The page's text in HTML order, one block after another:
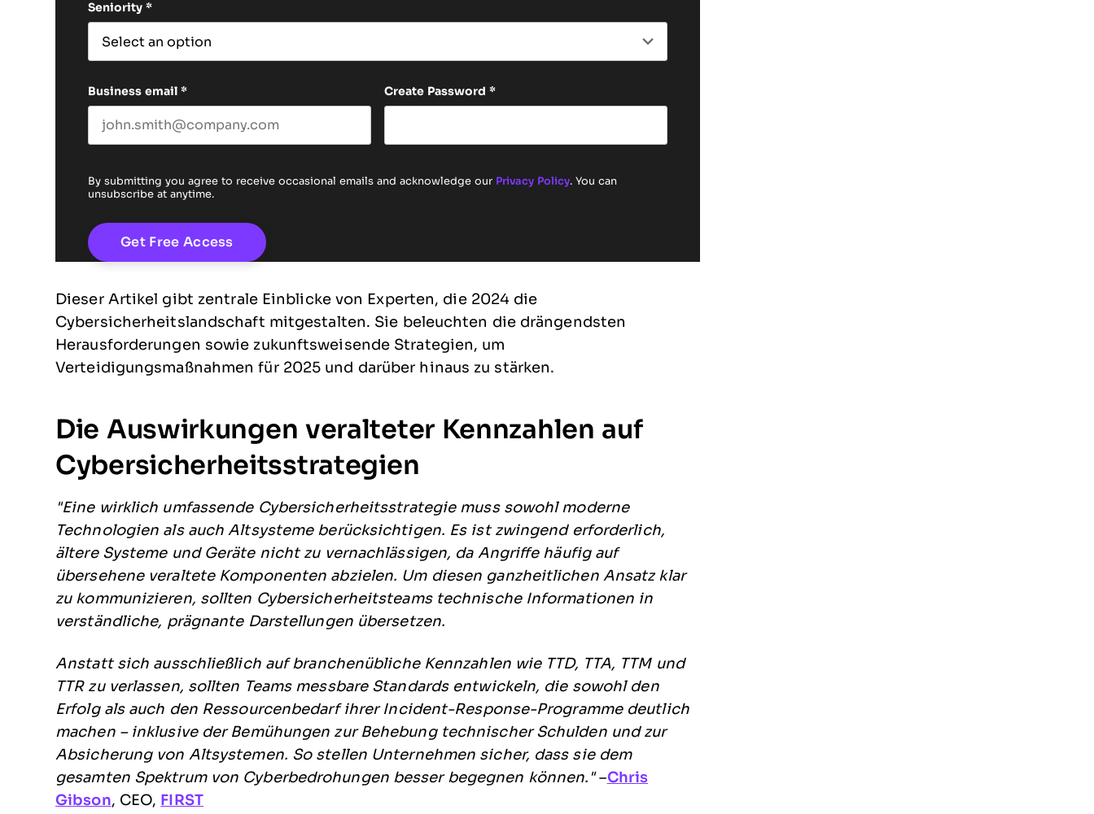
Seniority *
Business email * Create Password *
By submitting you agree to receive occasional emails and acknowledge our Privacy Policy. You can
unsubscribe at anytime.
Dieser Artikel gibt zentrale Einblicke von Experten, die 2024 die
Cybersicherheitslandschaft mitgestalten. Sie beleuchten die drängendsten
Herausforderungen sowie zukunftsweisende Strategien, um
Verteidigungsmaßnahmen für 2025 und darüber hinaus zu stärken.
Die Auswirkungen veralteter Kennzahlen auf
Cybersicherheitsstrategien
"Eine wirklich umfassende Cybersicherheitsstrategie muss sowohl moderne
Technologien als auch Altsysteme berücksichtigen. Es ist zwingend erforderlich,
ältere Systeme und Geräte nicht zu vernachlässigen, da Angriffe häufig auf
übersehene veraltete Komponenten abzielen. Um diesen ganzheitlichen Ansatz klar
zu kommunizieren, sollten Cybersicherheitsteams technische Informationen in
verständliche, prägnante Darstellungen übersetzen.
Anstatt sich ausschließlich auf branchenübliche Kennzahlen wie TTD, TTA, TTM und
TTR zu verlassen, sollten Teams messbare Standards entwickeln, die sowohl den
Erfolg als auch den Ressourcenbedarf ihrer Incident-Response-Programme deutlich
machen – inklusive der Bemühungen zur Behebung technischer Schulden und zur
Absicherung von Altsystemen. So stellen Unternehmen sicher, dass sie dem
gesamten Spektrum von Cyberbedrohungen besser begegnen können."–Chris
Gibson, CEO, FIRST